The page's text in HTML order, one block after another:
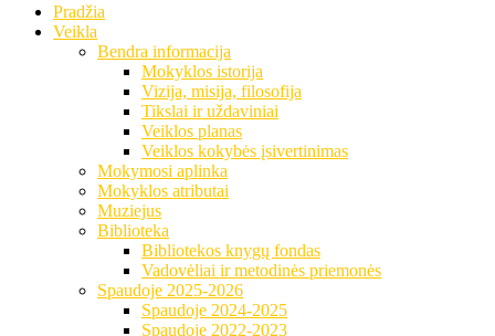
Pradžia
Veikla
Bendra informacija
Mokyklos istorija
Vizija, misija, filosofija
Tikslai ir uždaviniai
Veiklos planas
Veiklos kokybės įsivertinimas
Mokymosi aplinka
Mokyklos atributai
Muziejus
Biblioteka
Bibliotekos knygų fondas
Vadovėliai ir metodinės priemonės
Spaudoje 2025-2026
Spaudoje 2024-2025
Spaudoje 2022-2023